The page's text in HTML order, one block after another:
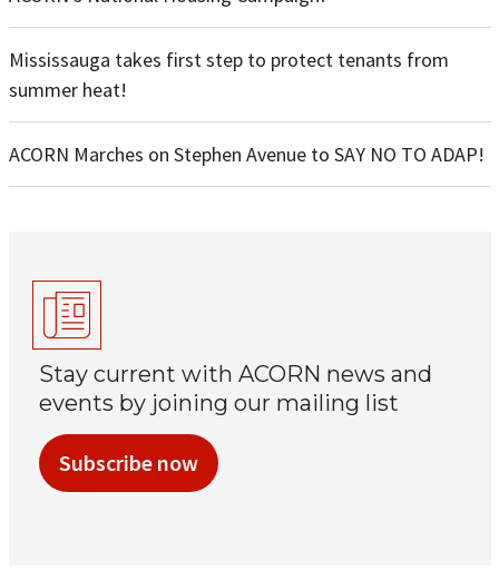
Mississauga takes first step to protect tenants from
summer heat!
ACORN Marches on Stephen Avenue to SAY NO TO ADAP!
Stay current with ACORN news and
events by joining our mailing list
Subscribe now